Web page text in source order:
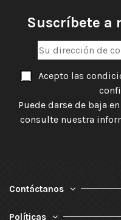
Suscríbete a
Acepto las
Puede darse de baja
consulte nuestra
Contáctanos
Políticas